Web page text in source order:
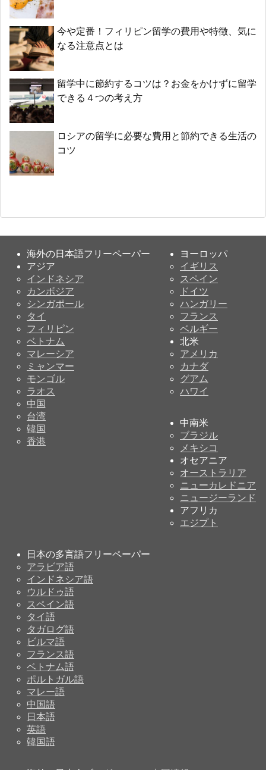
今や定番！フィリピン留学の費用や特徴、気に
なる注意点とは
留学中に節約するコツは？お金をかけずに留学
できる４つの考え方
ロシアの留学に必要な費用と節約できる生活の
コツ
海外の日本語フリーペーパー
アジア
インドネシア
カンボジア
シンガポール
タイ
フィリピン
ベトナム
マレーシア
ミャンマー
モンゴル
ラオス
中国
台湾
韓国
香港
ヨーロッパ
イギリス
スペイン
ドイツ
ハンガリー
フランス
ベルギー
北米
アメリカ
カナダ
グアム
ハワイ
中南米
ブラジル
メキシコ
オセアニア
オーストラリア
ニューカレドニア
ニュージーランド
アフリカ
エジプト
日本の多言語フリーペーパー
アラビア語
インドネシア語
ウルドゥ語
スペイン語
タイ語
タガログ語
ビルマ語
フランス語
ベトナム語
ポルトガル語
マレー語
中国語
日本語
英語
韓国語